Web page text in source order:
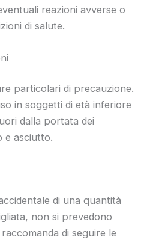
reazioni avverse o
di salute.
particolari di precauzione.
in soggetti di età inferiore
dalla portata dei
e asciutto.
di una quantità
non si prevedono
di seguire le